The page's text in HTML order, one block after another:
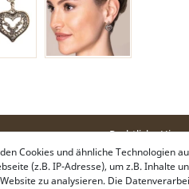
& Kopfschmuck
Rechtliche
Kontakt &
Zahlung &
Cookies und ähnliche Technologien
(z.B. IP-Adresse), um z.B. Inhalte
zu analysieren. Die